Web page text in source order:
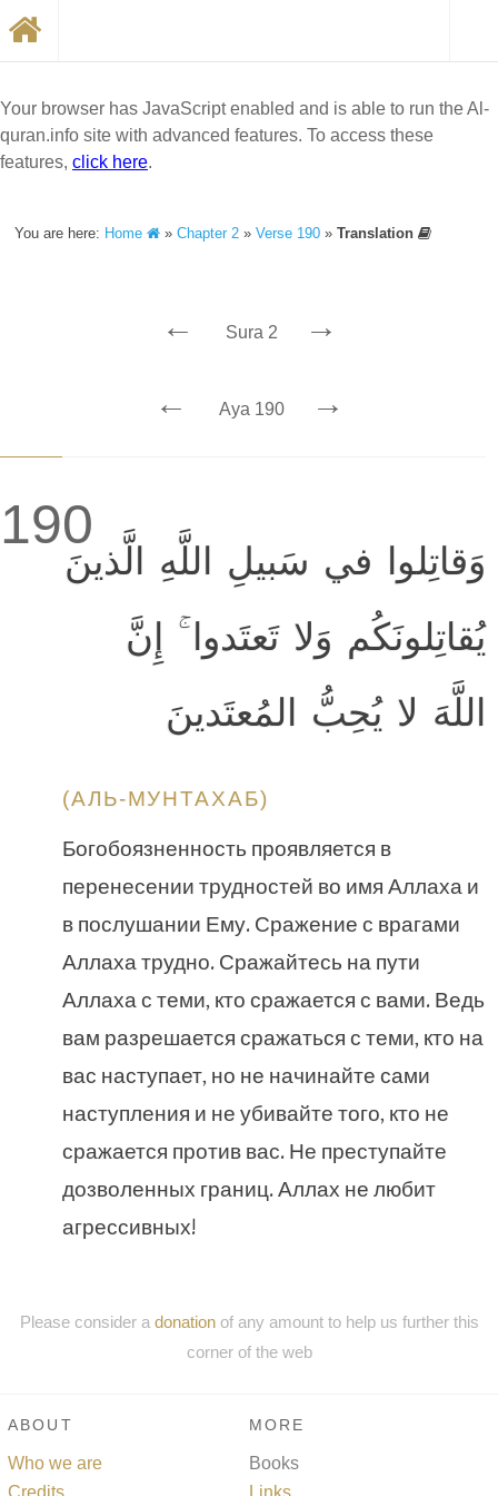
Your browser has JavaScript enabled and is able to run the Al-
quran.info site with advanced features. To access these
features, click here.
You are here: Home »Chapter 2 »Verse 190 »Translation
← Sura 2 →
← Aya 190 →
190
وَقاتِلوا في سَبيلِ اللَّهِ الَّذينَ
يُقاتِلونَكُم وَلا تَعتَدوا ۚ إِنَّ
اللَّهَ لا يُحِبُّ المُعتَدينَ
(АЛЬ-МУНТАХАБ)
Богобоязненность проявляется в
перенесении трудностей во имя Аллаха и
в послушании Ему. Сражение с врагами
Аллаха трудно. Сражайтесь на пути
Аллаха с теми, кто сражается с вами. Ведь
вам разрешается сражаться с теми, кто на
вас наступает, но не начинайте сами
наступления и не убивайте того, кто не
сражается против вас. Не преступайте
дозволенных границ. Аллах не любит
агрессивных!
Please consider a donationof any amount to help us further this
corner of the web
ABOUT
Who we are
Credits
MORE
Books
Links